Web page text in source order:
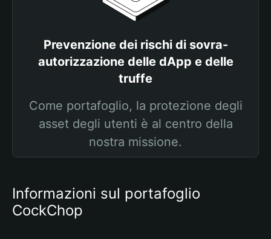
Prevenzione dei rischi di sovra-
autorizzazione delle dApp e delle
truffe
Come portafoglio, la protezione degli
asset degli utenti è al centro della
nostra missione.
Informazioni sul portafoglio
CockChop